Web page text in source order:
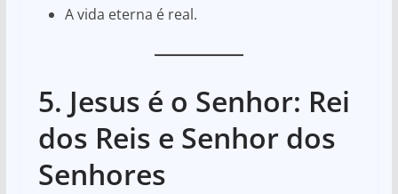
A vida eterna é real.
5. Jesus é o Senhor: Rei
dos Reis e Senhor dos
Senhores